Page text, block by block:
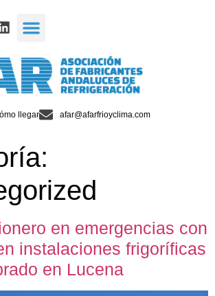
llegar afar@afarfrioyclima.com
en emergencias con
instalaciones frigoríficas
en Lucena